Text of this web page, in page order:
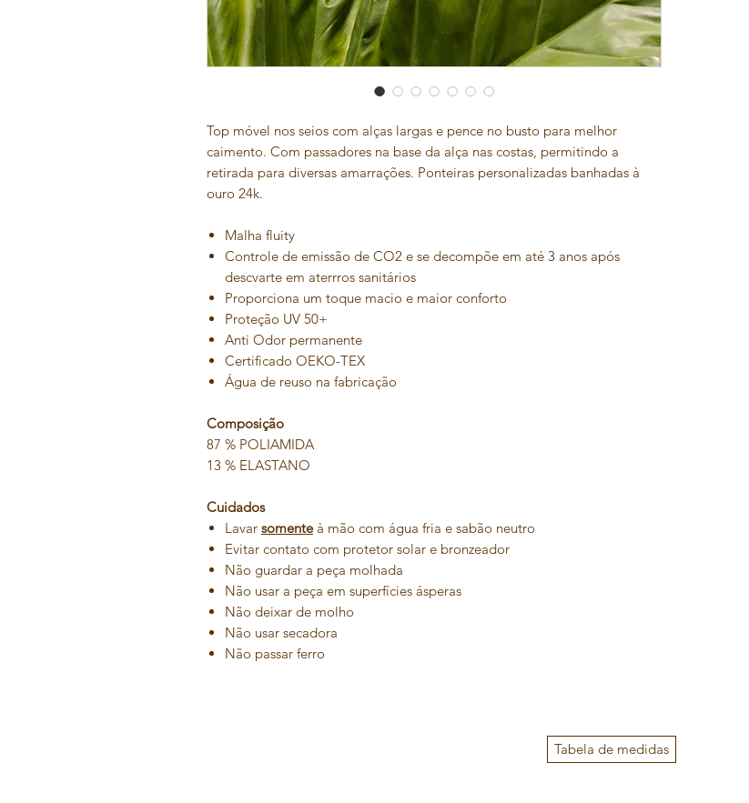
Top móvel nos seios com alças largas e pence no busto para melhor
caimento. Com passadores na base da alça nas costas, permitindo a
retirada para diversas amarrações. Ponteiras personalizadas banhadas à
ouro 24k.
Malha fluity
Controle de emissão de CO2 e se decompõe em até 3 anos após
descvarte em aterrros sanitários
Proporciona um toque macio e maior conforto
Proteção UV 50+
Anti Odor permanente
Certificado OEKO-TEX
Água de reuso na fabricação
Composição
87 % POLIAMIDA
13 % ELASTANO
Cuidados
Lavar somente à mão com água fria e sabão neutro
Evitar contato com protetor solar e bronzeador
Não guardar a peça molhada
Não usar a peça em superfícies ásperas
Não deixar de molho
Não usar secadora
Não passar ferro
Tabela de medidas